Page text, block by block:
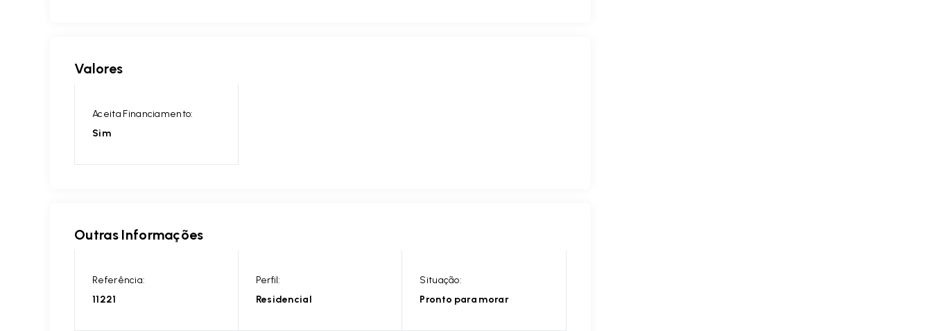
Valores
Aceita Financiamento:
Sim
Outras Informações
Referência:
11221
Perfil:
Residencial
Situação:
Pronto para morar